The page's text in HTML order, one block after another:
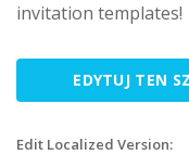
invitation templates!
EDYTUJ TEN
Edit Localized Version: